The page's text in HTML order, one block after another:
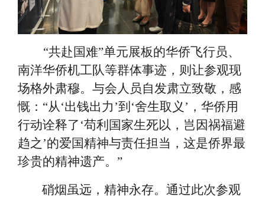
“共赴国难”单元展板的华侨飞行员、
南洋华侨机工队等群体事迹，则让参观现
场格外肃穆。与会人员自发肃立致敬，感
慨：“从‘出钱出力’到‘舍生取义’，华侨用
行动诠释了‘苟利国家生死以，岂因祸福避
趋之’的爱国精神与责任担当，这是侨界最
珍贵的精神遗产。”
硝烟虽远，精神永存。通过此次参观